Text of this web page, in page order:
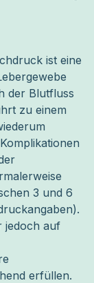
ist eine
der Blutfluss
zu einem
3 und 6
jedoch auf
erfüllen.